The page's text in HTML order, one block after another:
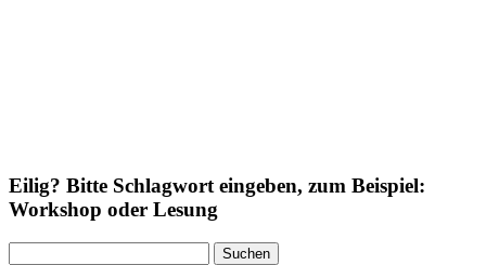
Eilig? Bitte Schlagwort eingeben, zum Beispiel:
Workshop oder Lesung